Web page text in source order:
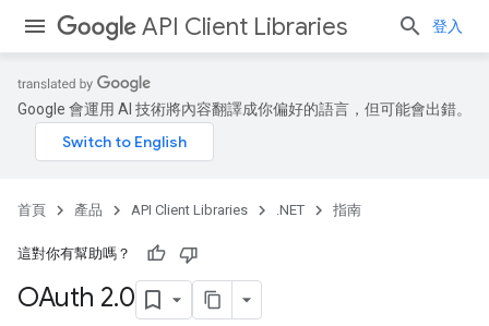
API Client Libraries 登入
Google 會運用 AI 技術將內容翻譯成你偏好的語言，但可能會出錯。
首頁 產品 API Client Libraries .NET 指南
這對你有幫助嗎？
OAuth 2.0